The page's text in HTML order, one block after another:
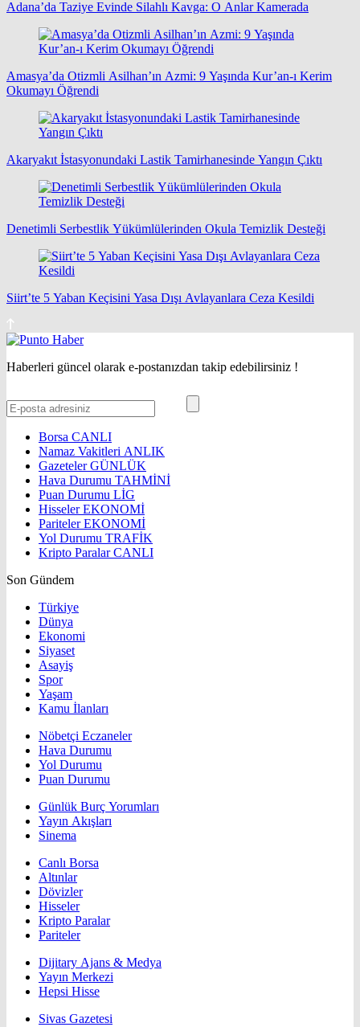
Adana’da Taziye Evinde Silahlı Kavga: O Anlar Kamerada
Amasya’da Otizmli Asilhan’ın Azmi: 9 Yaşında Kur’an-ı Kerim
Okumayı Öğrendi
Akaryakıt İstasyonundaki Lastik Tamirhanesinde Yangın Çıktı
Denetimli Serbestlik Yükümlülerinden Okula Temizlik Desteği
Siirt’te 5 Yaban Keçisini Yasa Dışı Avlayanlara Ceza Kesildi
Haberleri güncel olarak e-postanızdan takip edebilirsiniz !
Borsa CANLI
Namaz Vakitleri ANLIK
GazetelerGÜNLÜK
Hava Durumu TAHMİNİ
Puan Durumu LİG
HisselerEKONOMİ
ParitelerEKONOMİ
Yol Durumu TRAFİK
Kripto ParalarCANLI
Son Gündem
Türkiye
Dünya
Ekonomi
Siyaset
Asayiş
Spor
Yaşam
Kamu İlanları
Nöbetçi Eczaneler
Hava Durumu
Yol Durumu
Puan Durumu
Günlük Burç Yorumları
Yayın Akışları
Sinema
Canlı Borsa
Altınlar
Dövizler
Hisseler
Kripto Paralar
Pariteler
Dijitary Ajans & Medya
Yayın Merkezi
Hepsi Hisse
Sivas Gazetesi